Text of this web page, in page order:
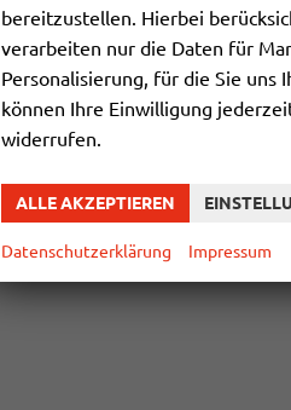
bereitzustellen. Hierbei
verarbeiten nur die Daten für
Personalisierung, für die Sie uns
können Ihre Einwilligung
widerrufen.
ALLE AKZEPTIEREN
Datenschutzerklärung Impressum